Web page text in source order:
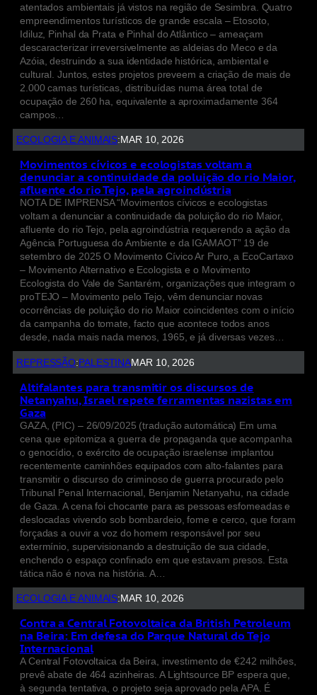
atentados ambientais já vistos na região de Sesimbra. Quatro
empreendimentos turísticos de grande escala – Etosoto,
Idiluz, Pinhal da Prata e Pinhal do Atlântico – ameaçam
descaracterizar irreversivelmente as aldeias do Meco e da
Azóia, destruindo a sua identidade histórica, ambiental e
cultural. Juntos, estes projetos preveem a criação de mais de
2.000 camas turísticas, distribuídas numa área total de
ocupação de 260 ha, equivalente a aproximadamente 364
campos…
ECOLOGIA E ANIMAIS: MAR 10, 2026
Movimentos cívicos e ecologistas voltam a
denunciar a continuidade da poluição do rio Maior,
afluente do rio Tejo, pela agroindústria
NOTA DE IMPRENSA “Movimentos cívicos e ecologistas
voltam a denunciar a continuidade da poluição do rio Maior,
afluente do rio Tejo, pela agroindústria requerendo a ação da
Agência Portuguesa do Ambiente e da IGAMAOT” 19 de
setembro de 2025 O Movimento Cívico Ar Puro, a EcoCartaxo
– Movimento Alternativo e Ecologista e o Movimento
Ecologista do Vale de Santarém, organizações que integram o
proTEJO – Movimento pelo Tejo, vêm denunciar novas
ocorrências de poluição do rio Maior coincidentes com o início
da campanha do tomate, facto que acontece todos anos
desde, nada mais nada menos, 1965, e já diversas vezes…
REPRESSÃO:PALESTINAMAR 10, 2026
Altifalantes para transmitir os discursos de
Netanyahu, Israel repete ferramentas nazistas em
Gaza
GAZA, (PIC) – 26/09/2025 (tradução automática) Em uma
cena que epitomiza a guerra de propaganda que acompanha
o genocídio, o exército de ocupação israelense implantou
recentemente caminhões equipados com alto-falantes para
transmitir o discurso do criminoso de guerra procurado pelo
Tribunal Penal Internacional, Benjamin Netanyahu, na cidade
de Gaza. A cena foi chocante para as pessoas esfomeadas e
deslocadas vivendo sob bombardeio, fome e cerco, que foram
forçadas a ouvir a voz do homem responsável por seu
extermínio, supervisionando a destruição de sua cidade,
enchendo o espaço confinado em que estavam presos. Esta
tática não é nova na história. A…
ECOLOGIA E ANIMAIS: MAR 10, 2026
Contra a Central Fotovoltaica da British Petroleum
na Beira: Em defesa do Parque Natural do Tejo
Internacional
A Central Fotovoltaica da Beira, investimento de €242 milhões,
prevê abate de 464 azinheiras. A Lightsource BP espera que,
à segunda tentativa, o projeto seja aprovado pela APA. É